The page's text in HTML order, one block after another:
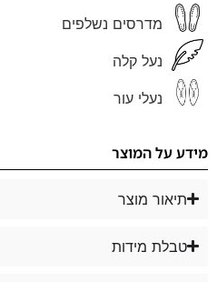
מדרסים נשלפים
נעל קלה
נעלי עור
מידע על המוצר
תיאור מוצר
טבלת מידות